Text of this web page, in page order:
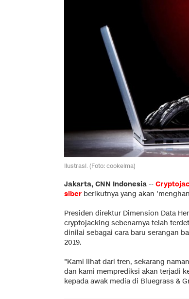
Ilustrasi. (Foto: cookelma)
Jakarta, CNN Indonesia --
siber berikutnya yang akan
Presiden direktur Dimension Data
cryptojacking sebenarnya telah
dinilai sebagai cara baru serangan
2019.
"Kami lihat dari tren, sekarang
dan kami memprediksi akan terjadi
kepada awak media di Bluegrass &